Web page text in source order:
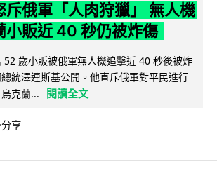
斥俄軍「人肉狩獵」 無人機
小販近 40 秒仍被炸傷
52 歲小販被俄軍無人機追擊近 40 秒後被炸
統澤連斯基公開。他直斥俄軍對平民進行
烏克蘭...
閱讀全文
分享